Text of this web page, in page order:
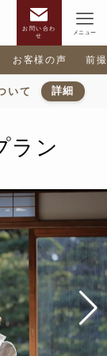
お問い合わ
せ
メニュー
お客様の声 前
いて 詳細
ラン